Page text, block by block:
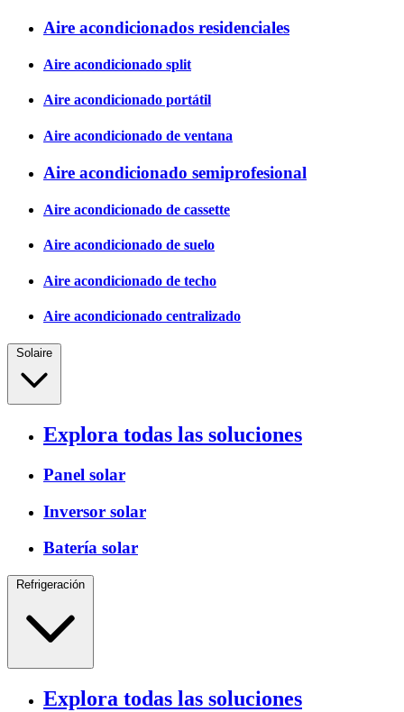
Aire acondicionados residenciales
Aire acondicionado split
Aire acondicionado portátil
Aire acondicionado de ventana
Aire acondicionado semiprofesional
Aire acondicionado de cassette
Aire acondicionado de suelo
Aire acondicionado de techo
Aire acondicionado centralizado
Solaire
Explora todas las soluciones
Panel solar
Inversor solar
Batería solar
Refrigeración
Explora todas las soluciones